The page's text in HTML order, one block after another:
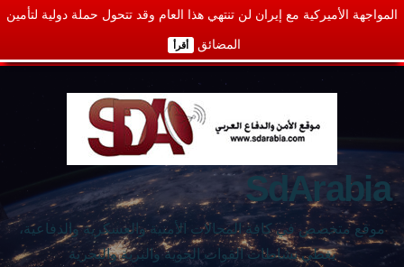
المواجهة الأميركية مع إيران لن تنتهي هذا العام وقد تتحول حملة دولية لتأمين
المضائق أقرأ
SdArabia
موقع متخصص في كافة المجالات الأمنية والعسكرية والدفاعية،
يغطي نشاطات القوات الجوية والبرية والبحرية